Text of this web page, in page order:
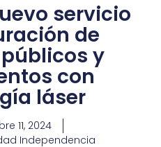
servicio
de
y
con
láser
11, 2024
Independencia